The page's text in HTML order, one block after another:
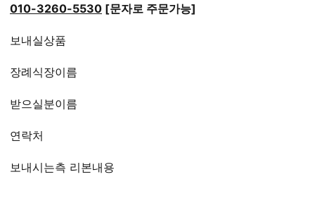
010-3260-5530 [문자로 주문가능]
보내실상품
장례식장이름
받으실분이름
연락처
보내시는측 리본내용